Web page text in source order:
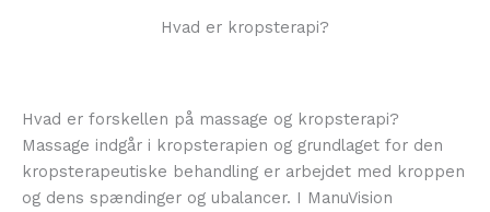
Hvad er kropsterapi?
Hvad er forskellen på massage og kropsterapi?
Massage indgår i kropsterapien og grundlaget for den
kropsterapeutiske behandling er arbejdet med kroppen
og dens spændinger og ubalancer. I ManuVision